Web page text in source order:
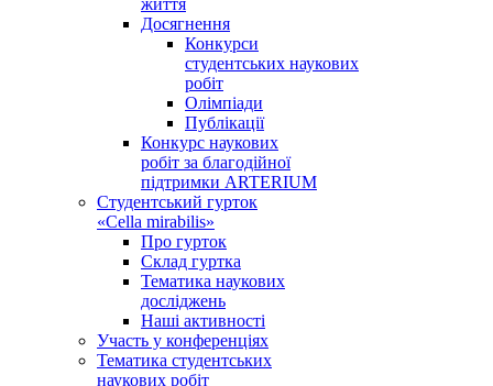
життя
Досягнення
Конкурси
студентських наукових
робіт
Олімпіади
Публікації
Конкурс наукових
робіт за благодійної
підтримки ARTERIUM
Студентський гурток
«Cella mirabilis»
Про гурток
Склад гуртка
Тематика наукових
досліджень
Наші активності
Участь у конференціях
Тематика студентських
наукових робіт